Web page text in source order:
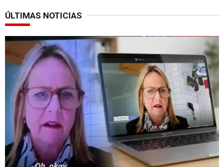
ÚLTIMAS NOTICIAS